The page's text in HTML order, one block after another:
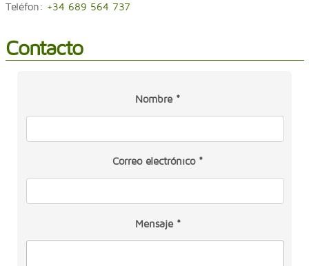
Teléfon: +34 689 564 737
Contacto
Nombre *
Correo electrónico *
Mensaje *